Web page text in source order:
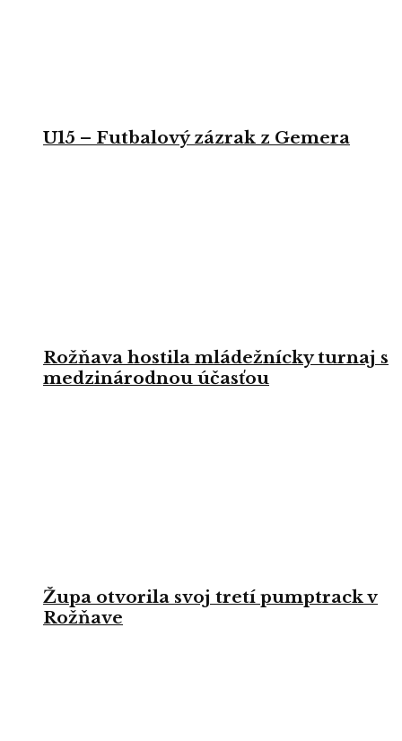
U15 – Futbalový zázrak z Gemera
Rožňava hostila mládežnícky turnaj s
medzinárodnou účasťou
Župa otvorila svoj tretí pumptrack v
Rožňave